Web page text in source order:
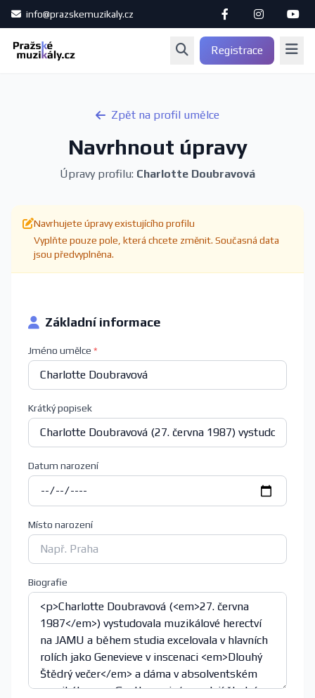
info@prazskemuzikaly.cz
Registrace
Zpět na profil umělce
Navrhnout úpravy
Úpravy profilu: Charlotte Doubravová
Navrhujete úpravy existujícího profilu
Vyplňte pouze pole, která chcete změnit. Současná data
jsou předvyplněna.
Základní informace
Jméno umělce *
Krátký popisek
Datum narození
Místo narození
Biografie